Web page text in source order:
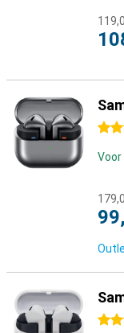
4.5
Voor
4.5